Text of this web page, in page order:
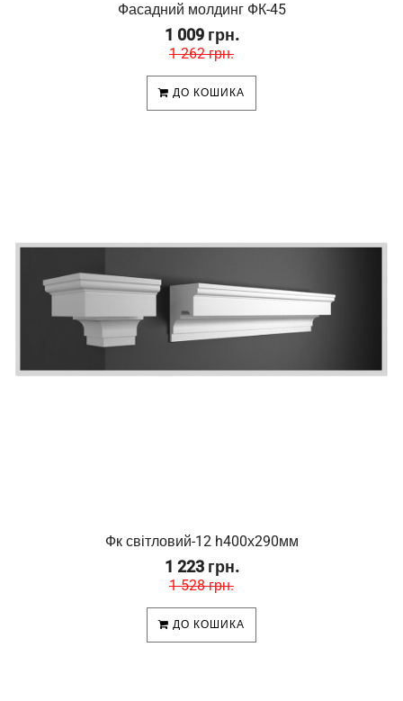
Фасадний молдинг ФК-45
1 009 грн.
1 262 грн.
ДО КОШИКА
Фк світловий-12 h400х290мм
1 223 грн.
1 528 грн.
ДО КОШИКА